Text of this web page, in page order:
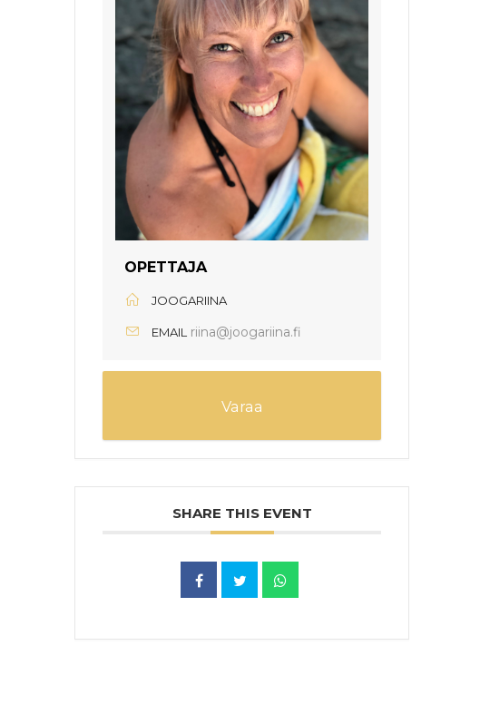
OPETTAJA
JOOGARIINA
EMAIL riina@joogariina.fi
Varaa
SHARE THIS EVENT